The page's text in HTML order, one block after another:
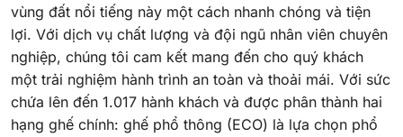
vùng đất nổi tiếng này một cách nhanh chóng và tiện
lợi. Với dịch vụ chất lượng và đội ngũ nhân viên chuyên
nghiệp, chúng tôi cam kết mang đến cho quý khách
một trải nghiệm hành trình an toàn và thoải mái. Với sức
chứa lên đến 1.017 hành khách và được phân thành hai
hạng ghế chính: ghế phổ thông (ECO) là lựa chọn phổ